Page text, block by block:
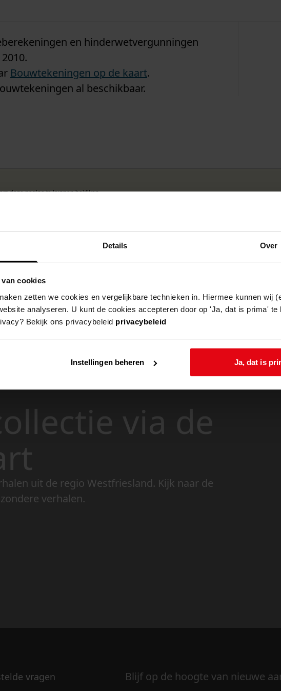
Details Over
cookies
zetten we cookies en vergelijkbare technieken in. Hiermee kunnen wij
analyseren. U kunt de cookies accepteren door op 'Ja, dat is prima' te
Bekijk ons privacybeleid privacybeleid
Instellingen beheren Ja, dat is
en hinderwetvergunningen
Bouwtekeningen op de kaart.
al beschikbaar.
deze pagina te kunnen bekijken.
via de
uit de regio Westfriesland. Kijk naar de
verhalen.
vragen Blijf op de hoogte van nieuwe